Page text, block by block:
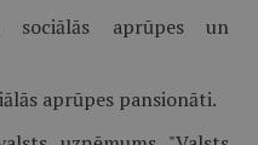
sociālās aprūpes un
aprūpes pansionāti.